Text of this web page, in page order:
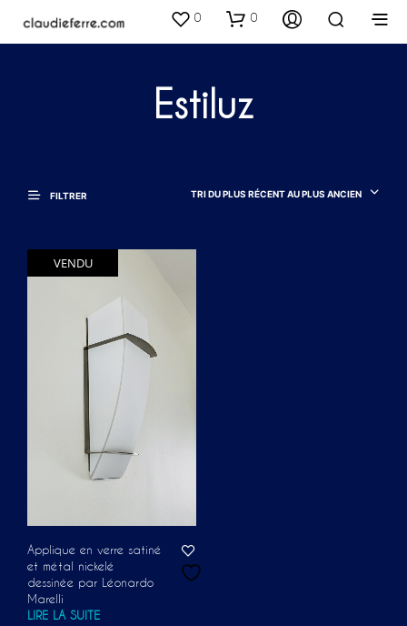
0 0
Estiluz
FILTRER TRI DU PLUS RÉCENT AU PLUS ANCIEN
VENDU
Applique en verre satiné
et métal nickelé
dessinée par Léonardo
Marelli
LIRE LA SUITE